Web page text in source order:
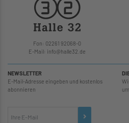
Fon: 02261 92068-0
E-Mail: info@halle32.de
NEWSLETTER
E-Mail-Adresse eingeben und kostenlos
abonnieren